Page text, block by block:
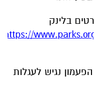
בלינק
https://
נגיש לעגלות